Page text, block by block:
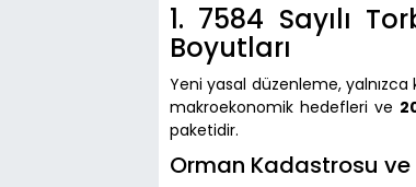
1. 7584 Sayılı
Boyutları
Yeni yasal düzenleme,
makroekonomik hedefleri ve
paketidir.
Orman Kadastrosu ve